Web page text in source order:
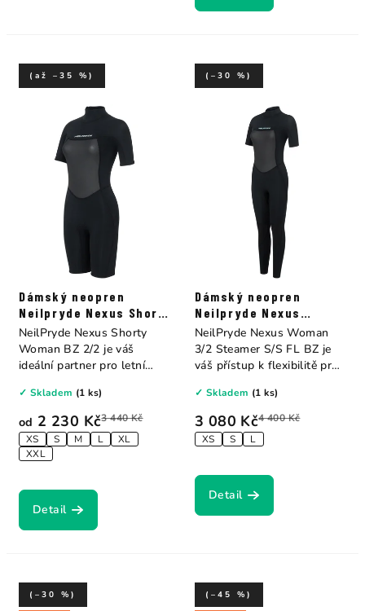
Dámský neopren
Neilpryde Nexus Short
B/Z 2/2
od 2 230 Kč3 440 Kč
(až –35 %)
XS S M L
XL
XXL
✓ Skladem (1 ks)
Detail
NeilPryde Nexus Shorty
Woman BZ 2/2 je váš
ideální partner pro letní
Dámský neopren
Neilpryde Nexus
Steamer B/Z 3/2
3 080 Kč4 400 Kč
(–30 %)
XS S L
✓ Skladem (1 ks)
Detail
NeilPryde Nexus Woman
3/2 Steamer S/S FL BZ je
váš přístup k flexibilitě pro
(–30 %) (–45 %)